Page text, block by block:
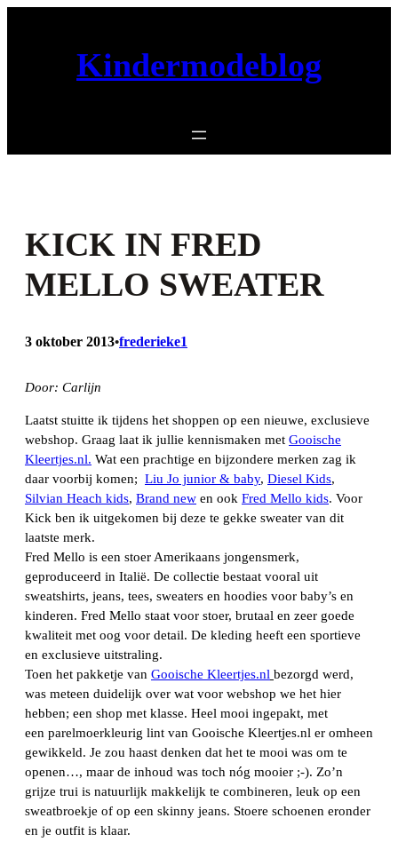
Kindermodeblog
KICK IN FRED
MELLO SWEATER
3 oktober 2013•frederieke1
Door: Carlijn
Laatst stuitte ik tijdens het shoppen op een nieuwe, exclusieve
webshop. Graag laat ik jullie kennismaken met Gooische
Kleertjes.nl. Wat een prachtige en bijzondere merken zag ik
daar voorbij komen; Liu Jo junior & baby, Diesel Kids,
Silvian Heach kids, Brand new en ook Fred Mello kids. Voor
Kick ben ik uitgekomen bij deze te gekke sweater van dit
laatste merk.
Fred Mello is een stoer Amerikaans jongensmerk,
geproduceerd in Italië. De collectie bestaat vooral uit
sweatshirts, jeans, tees, sweaters en hoodies voor baby’s en
kinderen. Fred Mello staat voor stoer, brutaal en zeer goede
kwaliteit met oog voor detail. De kleding heeft een sportieve
en exclusieve uitstraling.
Toen het pakketje van Gooische Kleertjes.nl bezorgd werd,
was meteen duidelijk over wat voor webshop we het hier
hebben; een shop met klasse. Heel mooi ingepakt, met
een parelmoerkleurig lint van Gooische Kleertjes.nl er omheen
gewikkeld. Je zou haast denken dat het te mooi was om te
openen…, maar de inhoud was toch nóg mooier ;-). Zo’n
grijze trui is natuurlijk makkelijk te combineren, leuk op een
sweatbroekje of op een skinny jeans. Stoere schoenen eronder
en je outfit is klaar.